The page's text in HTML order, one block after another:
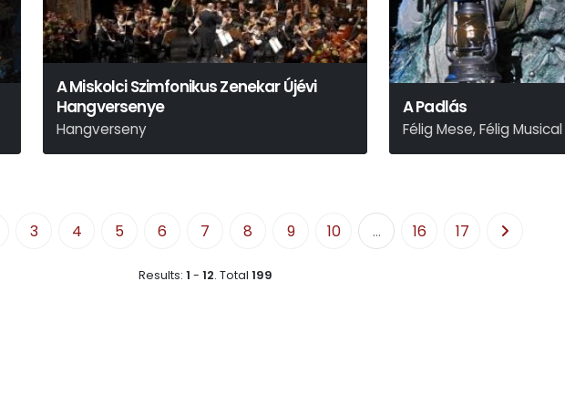
A Miskolci Szimfonikus Zenekar Újévi
Hangversenye
Hangverseny
A Padlás
Félig Mese, Félig
Presser – Sztevanovity –
3 4 5 6 7 8 9 10 ... 16 17
Results: 1 - 12. Total 199